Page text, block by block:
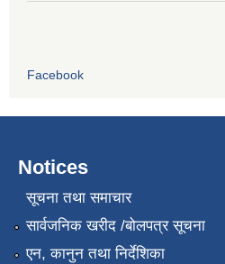
Facebook
Notices
सूचना तथा समाचार
सार्वजनिक खरीद /बोलपत्र सूचना
एन, कानुन तथा निर्देशिका